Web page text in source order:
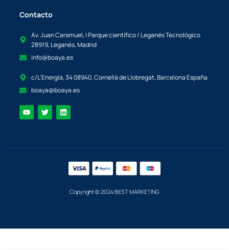
Contacto
Av. Juan Caramuel, I Parque científico / Leganés Tecnológico
28919, Leganés, Madrid
info@boaya.es
c/L'Energía, 34 08940, Cornellá de Llobregat, Barcelona España
boaya@boaya.es
Copyright © 2024 BEST MARKETING